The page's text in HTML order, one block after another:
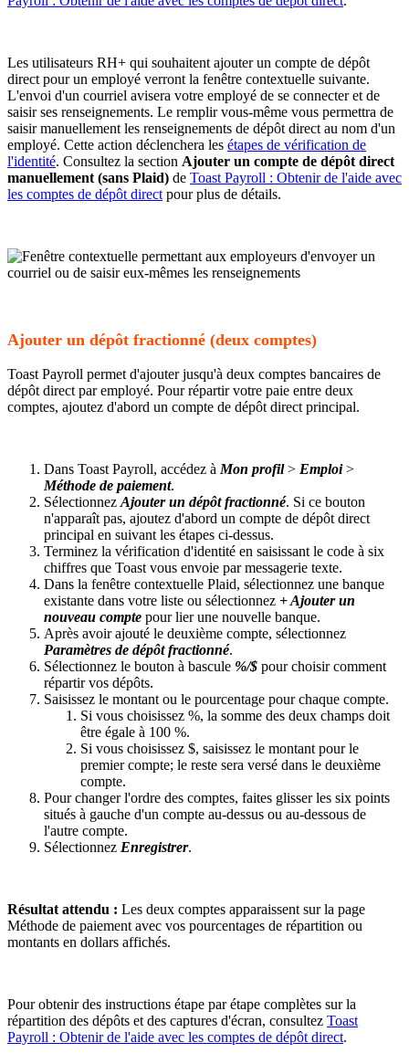
Les utilisateurs RH+ qui souhaitent ajouter un compte de dépôt
direct pour un employé verront la fenêtre contextuelle suivante.
L'envoi d'un courriel avisera votre employé de se connecter et de
saisir ses renseignements. Le remplir vous-même vous permettra de
saisir manuellement les renseignements de dépôt direct au nom d'un
employé. Cette action déclenchera les étapes de vérification de
l'identité. Consultez la section Ajouter un compte de dépôt direct
manuellement (sans Plaid) de Toast Payroll : Obtenir de l'aide avec
les comptes de dépôt direct pour plus de détails.
Ajouter un dépôt fractionné (deux comptes)
Toast Payroll permet d'ajouter jusqu'à deux comptes bancaires de
dépôt direct par employé. Pour répartir votre paie entre deux
comptes, ajoutez d'abord un compte de dépôt direct principal.
Dans Toast Payroll, accédez à Mon profil> Emploi>
Méthode de paiement.
Sélectionnez Ajouter un dépôt fractionné. Si ce bouton
n'apparaît pas, ajoutez d'abord un compte de dépôt direct
principal en suivant les étapes ci-dessus.
Terminez la vérification d'identité en saisissant le code à six
chiffres que Toast vous envoie par messagerie texte.
Dans la fenêtre contextuelle Plaid, sélectionnez une banque
existante dans votre liste ou sélectionnez + Ajouter un
nouveau compte pour lier une nouvelle banque.
Après avoir ajouté le deuxième compte, sélectionnez
Paramètres de dépôt fractionné.
Sélectionnez le bouton à bascule %/$ pour choisir comment
répartir vos dépôts.
Saisissez le montant ou le pourcentage pour chaque compte.
Si vous choisissez %, la somme des deux champs doit
être égale à 100 %.
Si vous choisissez $, saisissez le montant pour le
premier compte; le reste sera versé dans le deuxième
compte.
Pour changer l'ordre des comptes, faites glisser les six points
situés à gauche d'un compte au-dessus ou au-dessous de
l'autre compte.
Sélectionnez Enregistrer.
Résultat attendu : Les deux comptes apparaissent sur la page
Méthode de paiement avec vos pourcentages de répartition ou
montants en dollars affichés.
Pour obtenir des instructions étape par étape complètes sur la
répartition des dépôts et des captures d'écran, consultez Toast
Payroll : Obtenir de l'aide avec les comptes de dépôt direct.